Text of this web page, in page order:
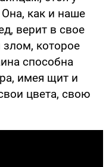
как и наше
верит в свое
которое
способна
имея щит и
цвета, свою